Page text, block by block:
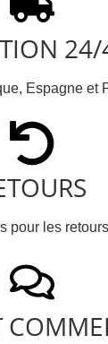
Espagne et
pour les retours